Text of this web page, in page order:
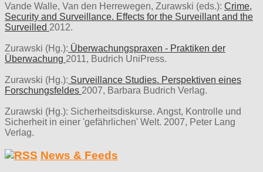
Vande Walle, Van den Herrewegen, Zurawski (eds.): Crime,
Security and Surveillance. Effects for the Surveillant and the
Surveilled 2012.
Zurawski (Hg.): Überwachungspraxen - Praktiken der
Überwachung 2011, Budrich UniPress.
Zurawski (Hg.): Surveillance Studies. Perspektiven eines
Forschungsfeldes 2007, Barbara Budrich Verlag.
Zurawski (Hg.): Sicherheitsdiskurse. Angst, Kontrolle und
Sicherheit in einer 'gefährlichen' Welt. 2007, Peter Lang
Verlag.
News & Feeds